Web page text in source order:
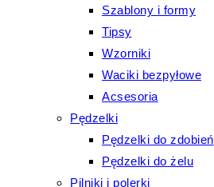
Szablony i formy
Tipsy
Wzorniki
Waciki bezpyłowe
Acsesoria
Pędzelki
Pędzelki do zdobień
Pędzelki do żelu
Pilniki i polerki